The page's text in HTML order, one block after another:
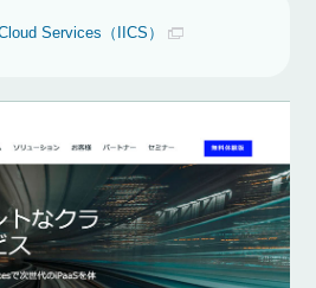
Services（IICS）